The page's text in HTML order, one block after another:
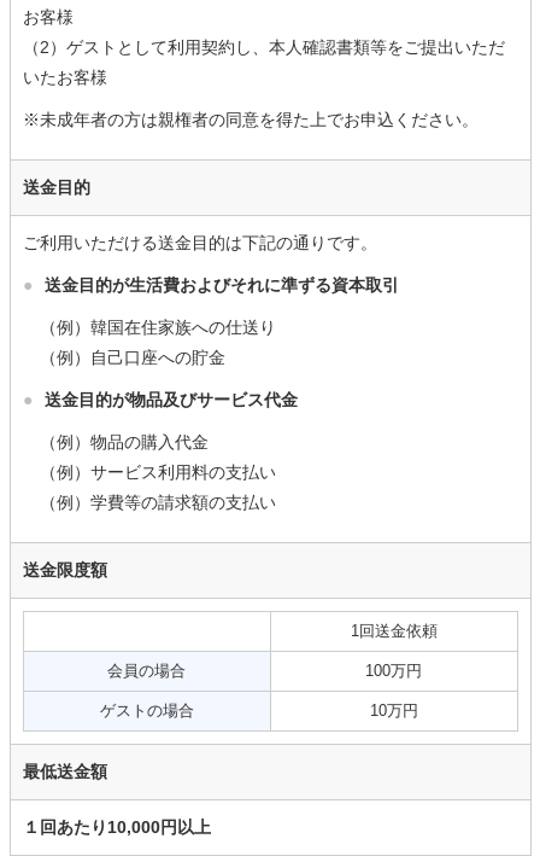
お客様
（2）ゲストとして利用契約し、本人確認書類等をご提出いただ
いたお客様
※未成年者の方は親権者の同意を得た上でお申込ください。
送金目的
ご利用いただける送金目的は下記の通りです。
● 送金目的が生活費およびそれに準ずる資本取引
（例）韓国在住家族への仕送り
（例）自己口座への貯金
● 送金目的が物品及びサービス代金
（例）物品の購入代金
（例）サービス利用料の支払い
（例）学費等の請求額の支払い
送金限度額
1回送金依頼
会員の場合 100万円
ゲストの場合 10万円
最低送金額
１回あたり10,000円以上